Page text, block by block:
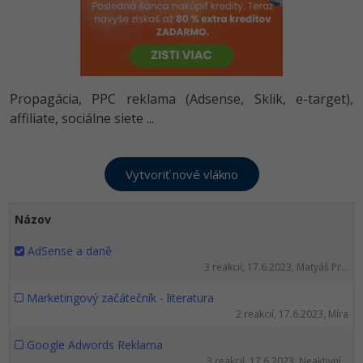
Python -80%
JavaScript -80%
PHP -80%
-80%
Swift -80%
Céčko
WordPress
UX
Copywriting -30%
Google Dokumenty
Time management
Photoshop -80%
Adobe Illustrator -80%
Adobe Lightroom -30%
Adobe InDesign -25%
Blender
Inkscape
Propagácia, PPC reklama (Adsense, Sklik, e-target),
affiliate, sociálne siete ...
Názov
AdSense a daně
3 reakcií, 17.6.2023, Matyáš Pr...
Marketingový začátečník - literatura
2 reakcií, 17.6.2023, Míra
Google Adwords Reklama